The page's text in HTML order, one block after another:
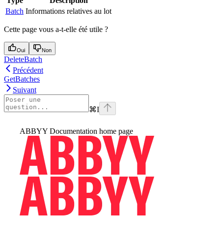
Batch Informations relatives au lot
Cette page vous a-t-elle été utile ?
Oui Non
DeleteBatch
Précédent
GetBatches
Suivant
⌘I
ABBYY Documentation home page